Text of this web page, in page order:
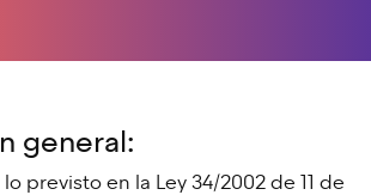
general:
previsto en la Ley 34/2002 de 11 de